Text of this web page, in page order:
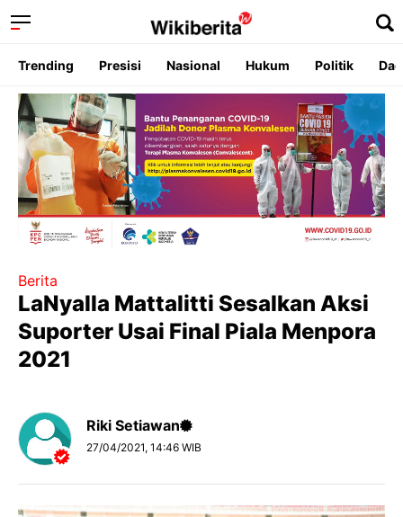
Trending Presisi Nasional Hukum Politik
Berita
LaNyalla Mattalitti Sesalkan Aksi
Suporter Usai Final Piala Menpora
2021
Riki Setiawan
27/04/2021, 14:46 WIB